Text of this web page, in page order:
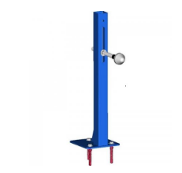
toegangspanelen aan de
installatie in wastafels.